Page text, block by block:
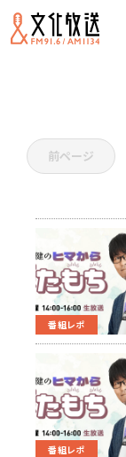
前ページ
番組レポ
番組レポ